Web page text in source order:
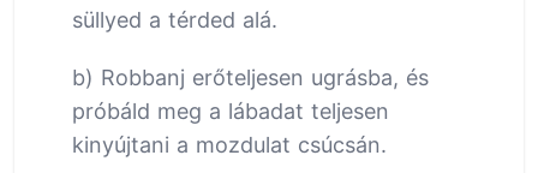
süllyed a térded alá.
b) Robbanj erőteljesen ugrásba, és
próbáld meg a lábadat teljesen
kinyújtani a mozdulat csúcsán.